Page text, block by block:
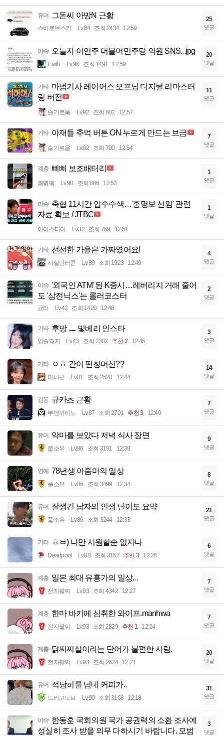
유머 그돈씨 아방N 근황
스바로브스키 Lv.84 조회 2434 12:59
25
댓글
이슈 오늘자 이언주 더불어민주당 의원 SNS...jpg
Earth Lv.96 조회 1491 12:59
20
댓글
기타 마법기사 레이어스 오프닝 디지털 리마스터
링 버전
슬기로움 Lv.92 조회 802 12:57
11
댓글
기타 아재들 추억 버튼 ON 누르게 만드는 브금
슬기로움 Lv.92 조회 700 12:54
7
댓글
계층 삐삐 보조배터리
꿻뻵뗗 Lv.90 조회 886 12:53
1
댓글
이슈 축협 11시간 압수수색…'홍명보 선임' 관련
자료 확보 / JTBC
아이스티이 Lv.32 조회 769 12:51
1
댓글
기타 선선한 가을은 가짜였어요!
사실난라쿤 Lv.89 조회 1923 12:49
4
댓글
이슈 '외국인 ATM' 된 K증시…레버리지 거래 줄어
도 '삼전닉스'는 롤러코스터
균터 Lv.42 조회 1420 12:48
2
댓글
기타 후방 ㅡ 빛베리 인스타
입술돼지 Lv.43 조회 2302 추천 2 12:45
3
댓글
기타 ㅇㅎ 간이 펀칭머신??
마나군 Lv.81 조회 2520 12:44
14
댓글
감동 규카츠 근황
부엔까미노 Lv.87 조회 2701 추천 3 12:40
7
댓글
유머 악마를 보았다 저녁 식사 장면
풀소유 Lv.86 조회 3191 12:39
9
댓글
연예 78년생 아줌마의 일상
풀소유 Lv.86 조회 3499 12:34
8
댓글
유머 잘생긴 남자의 인생 난이도 요약
풀소유 Lv.86 조회 3244 12:33
21
댓글
기타 ㅎㅂ) 나만 시원할순 없자나
Deadpool Lv.88 조회 3157 추천 3 12:28
6
댓글
계층 일본 최대 유흥가의 일상...
전자팔찌 Lv.93 조회 4342 12:27
7
댓글
계층 한마 바키에 심취한 와이프.manhwa
전자팔찌 Lv.93 조회 2829 추천 1 12:24
7
댓글
계층 닭찌찌살이라는 단어가 불편한 사람.
전자팔찌 Lv.93 조회 2624 12:21
20
댓글
유머 적당히를 넘네 커피가..
드라고노브 Lv.90 조회 3168 12:18
31
댓글
이슈 한동훈 국회의원 국가 공권력의 소환 조사에
성실히 조사 받을 의무 다하시기 바랍니다. 모범
3
댓글